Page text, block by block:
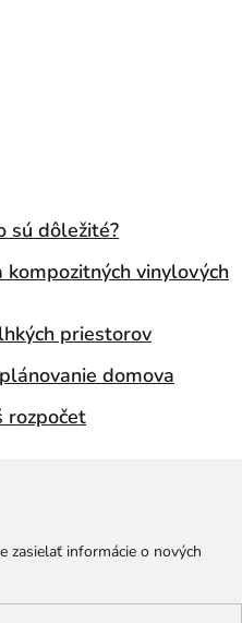
sú dôležité?
vinylových
priestorov
domova
rozpočet
zasielať informácie o nových